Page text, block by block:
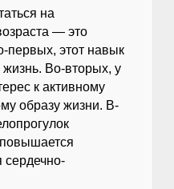
на
— это
первых, этот навык
Во-вторых, у
к активному
образу жизни. В-
сердечно-